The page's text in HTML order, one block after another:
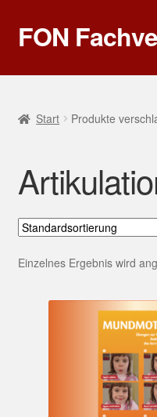
Zur
Navigation
Zum
Inhalt
FON
Home
Sprech- und
Ergotherapie
Poster
Start Produkte
Einzelnes Ergebnis wird